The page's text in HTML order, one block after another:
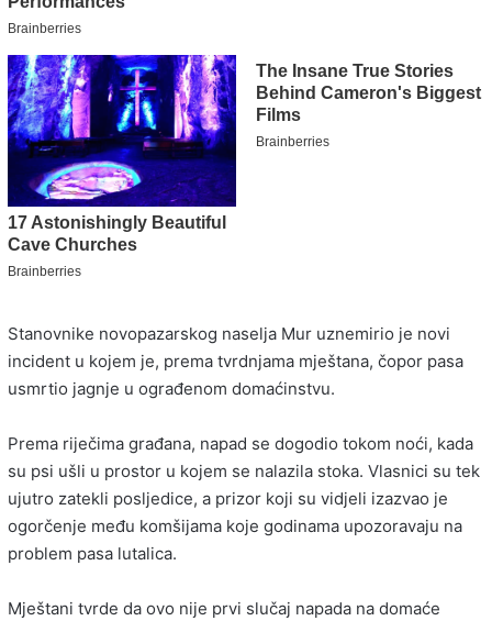
Stanovnike novopazarskog naselja Mur uznemirio je novi
incident u kojem je, prema tvrdnjama mještana, čopor pasa
usmrtio jagnje u ograđenom domaćinstvu.
Prema riječima građana, napad se dogodio tokom noći, kada
su psi ušli u prostor u kojem se nalazila stoka. Vlasnici su tek
ujutro zatekli posljedice, a prizor koji su vidjeli izazvao je
ogorčenje među komšijama koje godinama upozoravaju na
problem pasa lutalica.
Mještani tvrde da ovo nije prvi slučaj napada na domaće